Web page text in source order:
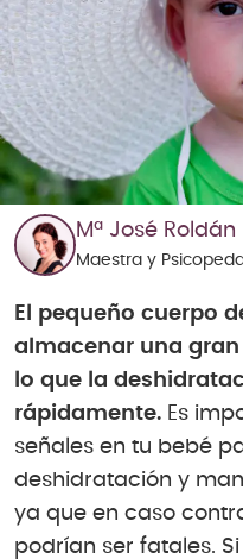
Mª José Roldán
Maestra y
El pequeño cuerpo
almacenar una
lo que la
rápidamente. Es
señales en tu bebé
deshidratación y
ya que en caso
podrían ser fatales.